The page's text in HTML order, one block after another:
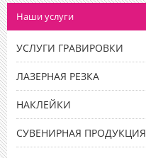
Наши услуги
УСЛУГИ ГРАВИРОВКИ
ЛАЗЕРНАЯ РЕЗКА
НАКЛЕЙКИ
СУВЕНИРНАЯ ПРОДУКЦИЯ